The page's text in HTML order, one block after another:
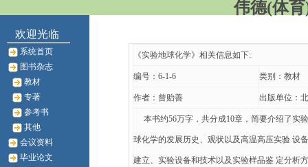
伟德(体
欢迎光临
系统首页
图书杂志
教材
专著
参考书
其他
会议资料
毕业论文
《实验地球化学》相关信息如下:
编号：6-1-6 类别：教材
作者：曾贻善 出版单位：
本书约56万字，共分成10章，简要介绍了实
球化学的发展历史、观状以及高温高压实验 设
建立、实验设备和技术以及实验样品鉴 定分析